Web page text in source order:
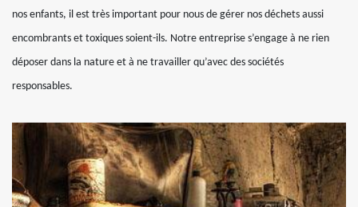
nos enfants, il est très important pour nous de gérer nos déchets aussi
encombrants et toxiques soient-ils. Notre entreprise s’engage à ne rien
déposer dans la nature et à ne travailler qu’avec des sociétés
responsables.